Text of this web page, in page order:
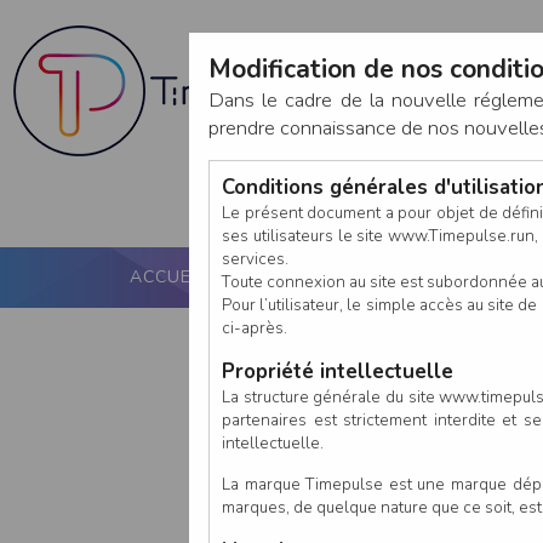
ACCUEIL PUCE ACTIVE NOS SERVICES
Modification de nos
Dans le cadre de la nouvelle
prendre connaissance de nos
Conditions générales
Le présent document a pour objet de
ses utilisateurs le site
services.
Toute connexion au site est subordonnée
Pour l’utilisateur, le simple accès au site
ci-après.
Propriété intellectuelle
La structure générale du site
partenaires est strictement interdite et
intellectuelle.
La marque Timepulse est une marque
marques, de quelque nature que ce soit,